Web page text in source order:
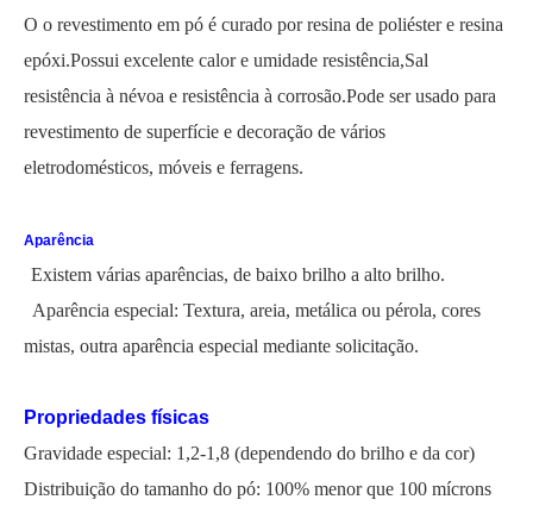
O o revestimento em pó é curado por resina de poliéster e resina
epóxi.Possui excelente calor e umidade resistência,Sal
resistência à névoa e resistência à corrosão.Pode ser usado para
revestimento de superfície e decoração de vários
eletrodomésticos, móveis e ferragens.
Aparência
Existem várias aparências, de baixo brilho a alto brilho.
Aparência especial: Textura, areia, metálica ou pérola, cores
mistas, outra aparência especial mediante solicitação.
Propriedades físicas
Gravidade especial: 1,2-1,8 (dependendo do brilho e da cor)
Distribuição do tamanho do pó: 100% menor que 100 mícrons